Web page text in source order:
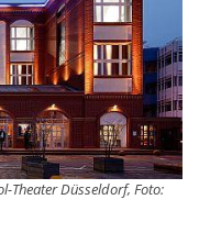
Theater Düsseldorf, Foto: